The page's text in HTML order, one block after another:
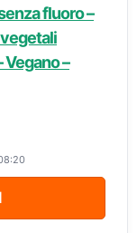
fluoro –
Vegano –